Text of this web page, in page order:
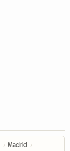
› Madrid
›